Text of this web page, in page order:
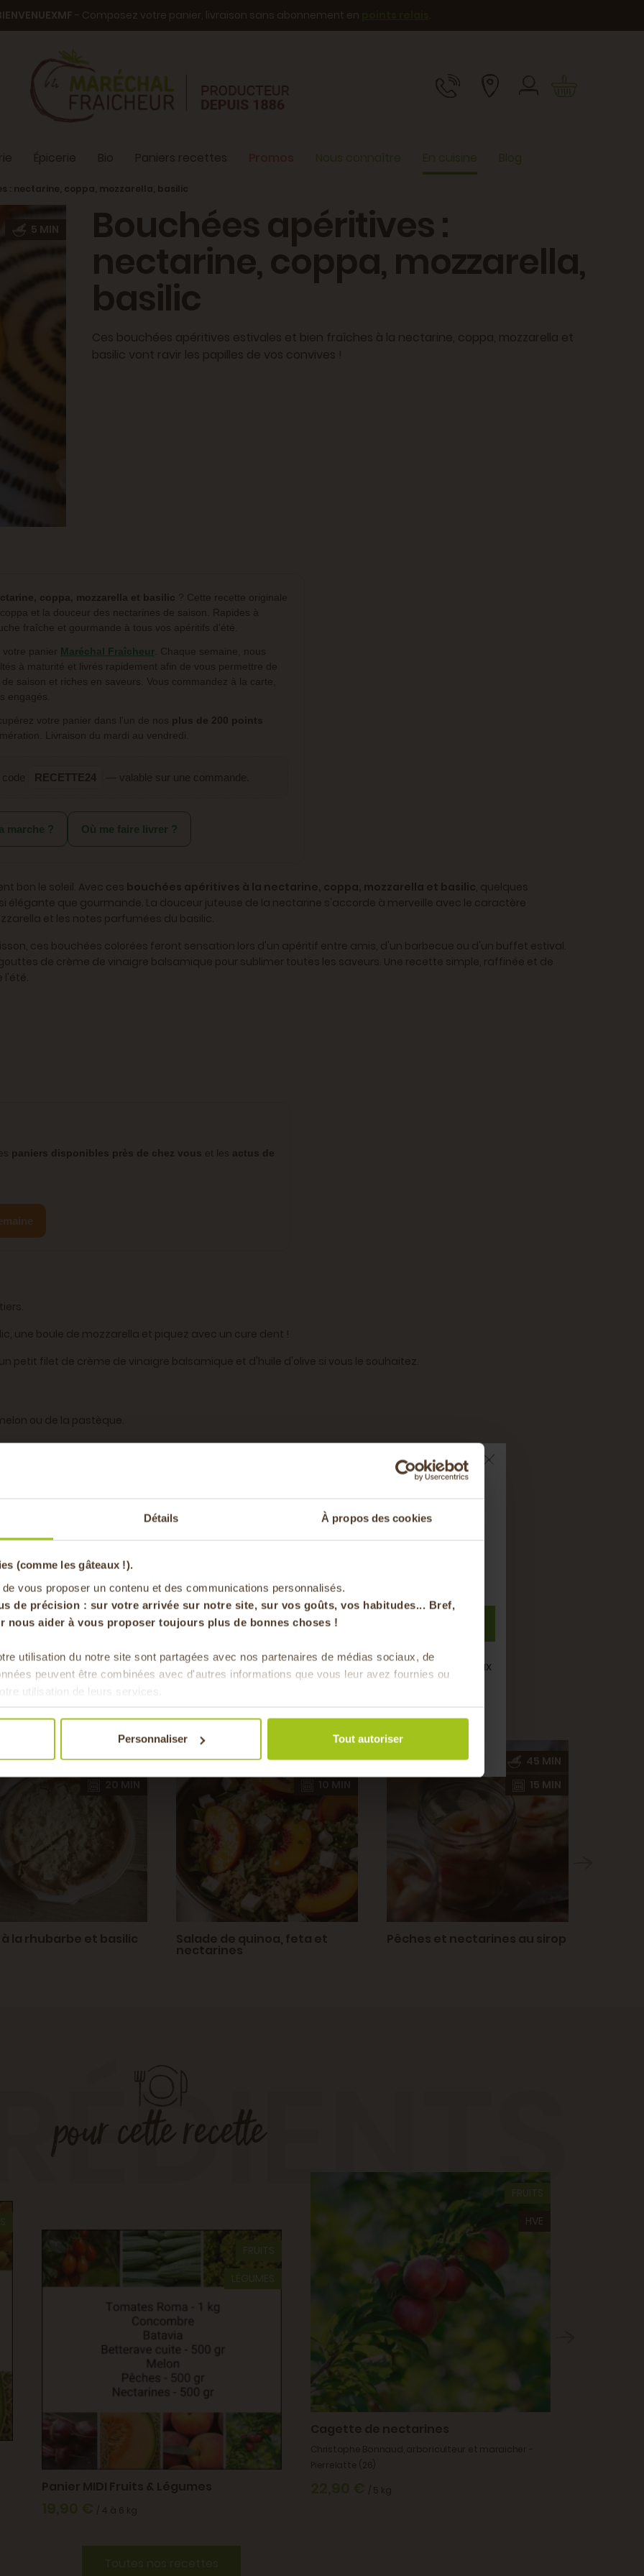
Détails À propos des cookies
(comme les gâteaux !).
vous proposer un contenu et des communications personnalisés.
de précision : sur votre arrivée sur notre site, sur vos goûts, vos habitudes... Bref,
nous aider à vous proposer toujours plus de bonnes choses !
utilisation du notre site sont partagées avec nos partenaires de médias sociaux, de
peuvent être combinées avec d'autres informations que vous leur avez fournies ou
utilisation de leurs services.
Personnaliser Tout autoriser
- Composez votre panier, livraison sans abonnement en .
Épicerie Bio Paniers recettes Nous connaître En cuisine Blog
: nectarine, coppa, mozzarella, basilic
5 MIN Bouchées apéritives :
nectarine, coppa, mozzarella,
basilic
Ces bouchées apéritives estivales et bien fraîches à la nectarine, coppa, mozzarella et
basilic vont ravir les papilles de vos convives !
coppa, mozzarella et basilic ? Cette recette originale
et la douceur des nectarines de saison. Rapides à
fraîche et gourmande à tous vos apéritifs d'été.
votre panier Maréchal Fraîcheur . Chaque semaine, nous
à maturité et livrés rapidement afin de vous permettre de
saison et riches en saveurs. Vous commandez à la carte,
engagés.
votre panier dans l'un de nos plus de 200 points
Livraison du mardi au vendredi.
RECETTE24 — valable sur une commande.
marche ? Où me faire livrer ?
bon le soleil. Avec ces bouchées apéritives à la nectarine, coppa, mozzarella et basilic, quelques
élégante que gourmande. La douceur juteuse de la nectarine s'accorde à merveille avec le caractère
et les notes parfumées du basilic.
ces bouchées colorées feront sensation lors d'un apéritif entre amis, d'un barbecue ou d'un buffet estival.
de crème de vinaigre balsamique pour sublimer toutes les saveurs. Une recette simple, raffinée et de
l'été.
paniers disponibles près de chez vous et les actus de
une boule de mozzarella et piquez avec un cure dent !
petit filet de crème de vinaigre balsamique et d'huile d'olive si vous le souhaitez.
ou de la pastèque.
boule de fromage frais aux herbes.
aimerez aussi
20 MIN
la rhubarbe et basilic
30 MIN
Salade de quinoa, feta et
nectarines
45 MIN
15 MIN
Pêches et nectarines au sirop
FRUITS
LÉGUMES
FRUITS
HVE
Toutes nos recettes
-20% offerts sur votre
panier
en vous inscrivant à notre newsletter
Pour faire le plein chaque semaine de bons produits locaux
& de saison !